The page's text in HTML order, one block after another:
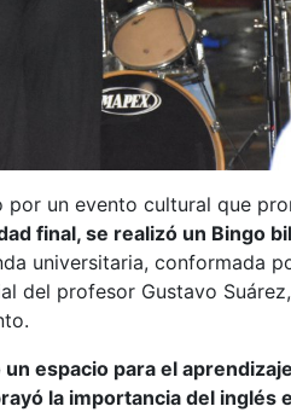
por un evento cultural que
final, se realizó un Bingo
universitaria, conformada
del profesor Gustavo
espacio para el
la importancia del inglés